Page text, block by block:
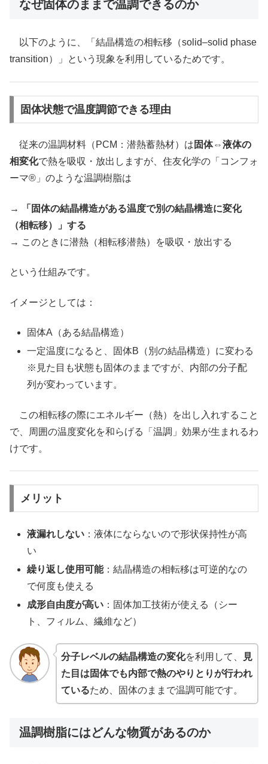
なぜ固体のままで温調できるのか
以下のように、「結晶構造の相転移（solid–solid phase
transition）」という現象を利用しているためです。
固体状態で温度調節できる理由
従来の温調材料（PCM：潜熱蓄熱材）は 固体⇔液体の
相変化で熱を吸収・放出しますが、住友化学の「コンフォ
ーマ®」のような温調樹脂は
→
「固体の結晶構造がある温度で別の結晶構造に変化
（相転移）」する
→ このときに潜熱（相転移潜熱）を吸収・放出する
という仕組みです。
イメージとしては：
固体A（ある結晶構造）
一定温度になると、固体B（別の結晶構造）に変わる
※見た目も状態も固体のままですが、内部の分子配
列が変わっています。
この相転移の際にエネルギー（熱）を出し入れすること
で、周囲の温度変化を和らげる「温調」効果が生まれるわ
けです。
メリット
液漏れしない ：液体にならないので形状保持性が高
い
繰り返し使用可能：結晶構造の相転移は可逆的なの
で何度も使える
成形自由度が高い ：固体加工技術が使える（シー
ト、フィルム、繊維など）
分子レベルの結晶構造の変化を利用して、
見
た目は固体でも内部で熱のやりとりが行われ
ているため、固体のままで温調可能です。
温調樹脂にはどんな物質があるのか